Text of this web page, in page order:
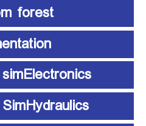
forest
simElectronics در Simulink
SimHydraulics در simulink